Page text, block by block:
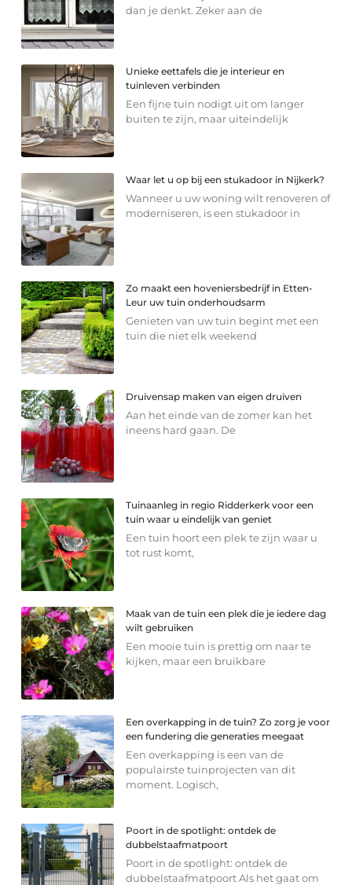
dan je denkt. Zeker aan de
Unieke eettafels die je interieur en
tuinleven verbinden
Een fijne tuin nodigt uit om langer
buiten te zijn, maar uiteindelijk
Waar let u op bij een stukadoor in Nijkerk?
Wanneer u uw woning wilt renoveren of
moderniseren, is een stukadoor in
Zo maakt een hoveniersbedrijf in Etten-
Leur uw tuin onderhoudsarm
Genieten van uw tuin begint met een
tuin die niet elk weekend
Druivensap maken van eigen druiven
Aan het einde van de zomer kan het
ineens hard gaan. De
Tuinaanleg in regio Ridderkerk voor een
tuin waar u eindelijk van geniet
Een tuin hoort een plek te zijn waar u
tot rust komt,
Maak van de tuin een plek die je iedere dag
wilt gebruiken
Een mooie tuin is prettig om naar te
kijken, maar een bruikbare
Een overkapping in de tuin? Zo zorg je voor
een fundering die generaties meegaat
Een overkapping is een van de
populairste tuinprojecten van dit
moment. Logisch,
Poort in de spotlight: ontdek de
dubbelstaafmatpoort
Poort in de spotlight: ontdek de
dubbelstaafmatpoort Als het gaat om